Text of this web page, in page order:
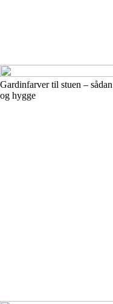
Gardinfarver til stuen –
og hygge